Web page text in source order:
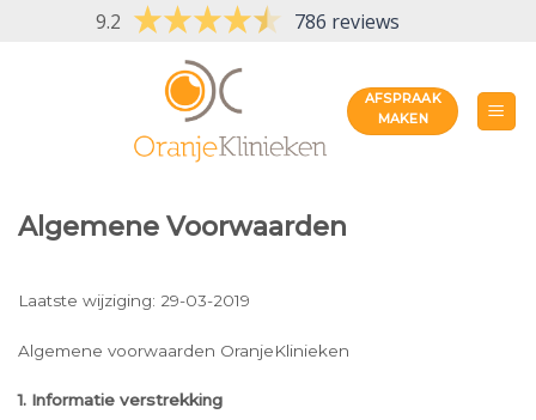
9.2 786 reviews
AFSPRAAK
MAKEN
Algemene Voorwaarden
Laatste wijziging: 29-03-2019
Algemene voorwaarden OranjeKlinieken
1. Informatie verstrekking